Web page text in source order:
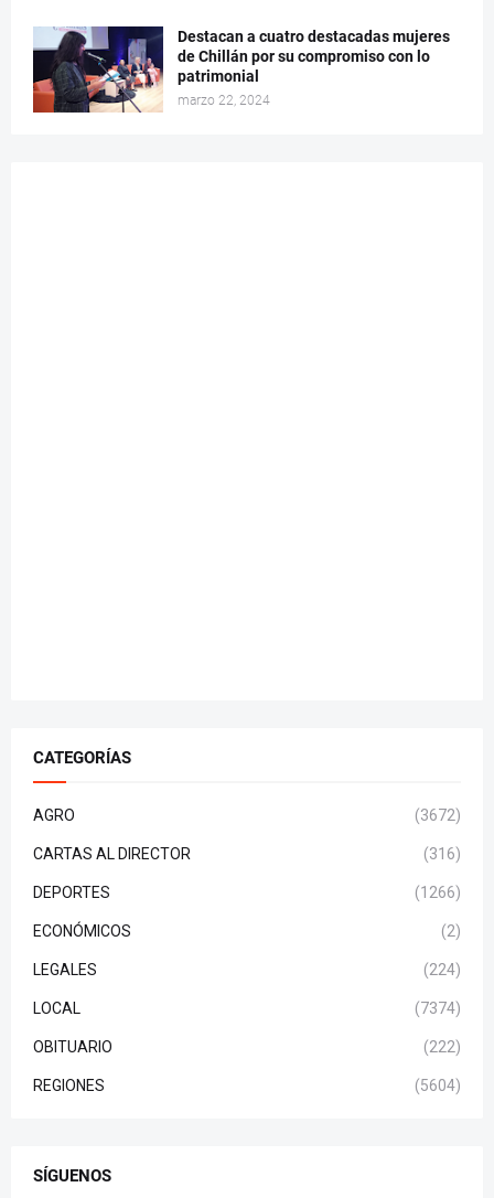
Destacan a cuatro destacadas mujeres
de Chillán por su compromiso con lo
patrimonial
marzo 22, 2024
CATEGORÍAS
AGRO (3672)
CARTAS AL DIRECTOR (316)
DEPORTES (1266)
ECONÓMICOS (2)
LEGALES (224)
LOCAL (7374)
OBITUARIO (222)
REGIONES (5604)
SÍGUENOS